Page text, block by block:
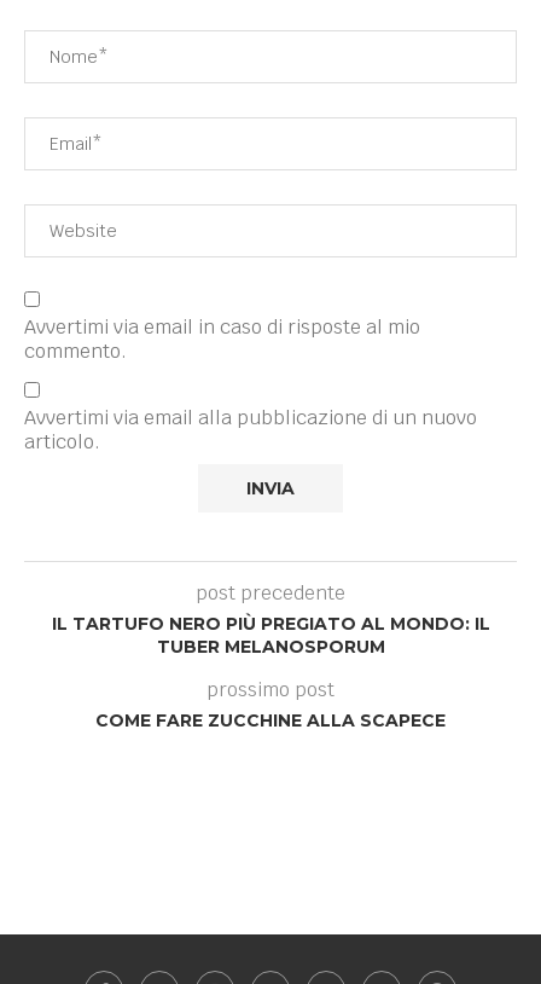
Avvertimi via email in caso di risposte al mio
commento.
Avvertimi via email alla pubblicazione di un nuovo
articolo.
post precedente
IL TARTUFO NERO PIÙ PREGIATO AL MONDO: IL
TUBER MELANOSPORUM
prossimo post
COME FARE ZUCCHINE ALLA SCAPECE